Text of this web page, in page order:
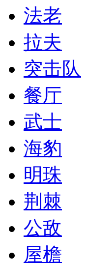
法老
拉夫
突击队
餐厅
武士
海豹
明珠
荆棘
公敌
屋檐